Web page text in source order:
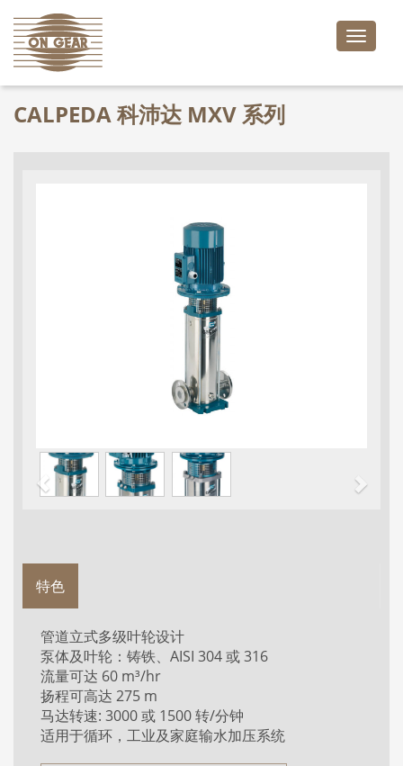
Toggle
CALPEDA 科沛达 MXV 系列
特色
管道立式多级叶轮设计
泵体及叶轮：铸铁、AISI 304 或 316
流量可达 60 m³/hr
扬程可高达 275 m
马达转速: 3000 或 1500 转/分钟
适用于循环，工业及家庭输水加压系统